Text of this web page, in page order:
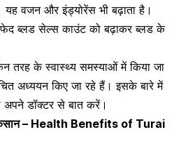
वजन और इंड्योरेंस भी बढ़ाता है।
ब्लड सेल्स काउंट को बढ़ाकर ब्लड के
तरह के स्वास्थ्य समस्याओं में किया जा
अध्ययन किए जा रहे हैं। इसके बारे में
अपने डॉक्टर से बात करें।
– Health Benefits of Turai